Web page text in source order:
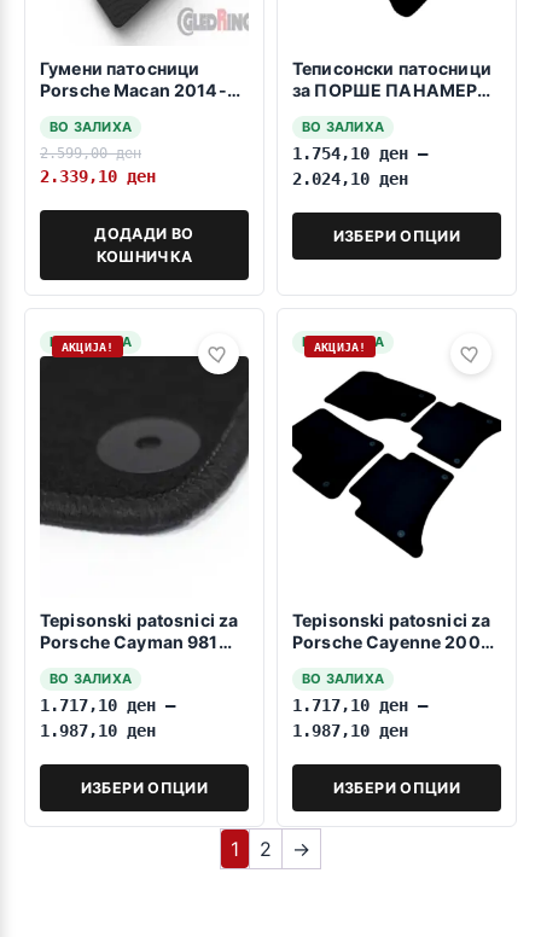
Гумени патосници
Porsche Macan 2014-
ВО ЗАЛИХА
2.599,00ден
2.339,10 ден
ДОДАДИ ВО
КОШНИЧКА
Теписонски патосници
за ПОРШЕ ПАНАМЕРА
ВО ЗАЛИХА
1.754,10 ден –
2.024,10 ден
ИЗБЕРИ ОПЦИИ
НА ЗАЛИХА
АКЦИЈА!
Tepisonski patosnici za
Porsche Cayman 981
ВО ЗАЛИХА
1.717,10 ден –
1.987,10 ден
ИЗБЕРИ ОПЦИИ
НА ЗАЛИХА
АКЦИЈА!
Tepisonski patosnici za
Porsche Cayenne 2002-
ВО ЗАЛИХА
1.717,10 ден –
1.987,10 ден
ИЗБЕРИ ОПЦИИ
1 2 →